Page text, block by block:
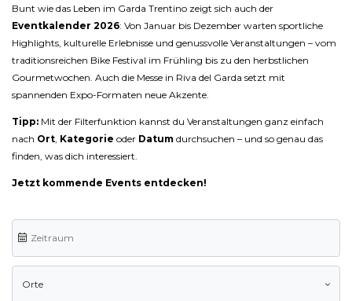
Bunt wie das Leben im Garda Trentino zeigt sich auch der
Eventkalender 2026: Von Januar bis Dezember warten sportliche
Highlights, kulturelle Erlebnisse und genussvolle Veranstaltungen – vom
traditionsreichen Bike Festival im Frühling bis zu den herbstlichen
Gourmetwochen. Auch die Messe in Riva del Garda setzt mit
spannenden Expo-Formaten neue Akzente.
Tipp: Mit der Filterfunktion kannst du Veranstaltungen ganz einfach
nach Ort Kategorie oder Datum durchsuchen – und so genau das
finden, was dich interessiert.
Jetzt kommende Events entdecken!
Orte